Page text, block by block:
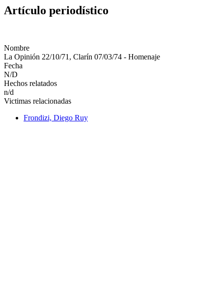
Artículo periodístico
Nombre
La Opinión 22/10/71, Clarín 07/03/74 - Homenaje
Fecha
N/D
Hechos relatados
n/d
Victimas relacionadas
Frondizi, Diego Ruy